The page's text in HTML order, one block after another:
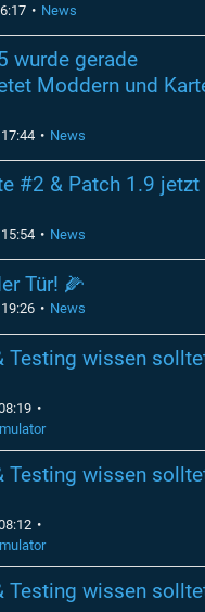
News
wurde gerade
Moddern und
News
#2 & Patch 1.9 jetzt
News
Tür! 🌽
News
Testing wissen
Testing wissen
Testing wissen